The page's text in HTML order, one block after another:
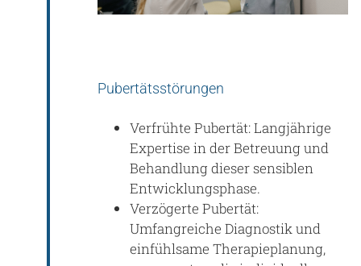
Pubertätsstörungen
Verfrühte Pubertät: Langjährige
Expertise in der Betreuung und
Behandlung dieser sensiblen
Entwicklungsphase.
Verzögerte Pubertät:
Umfangreiche Diagnostik und
einfühlsame Therapieplanung,